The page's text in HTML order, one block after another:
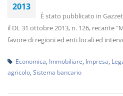
2013
È stato pubblicato in
il DL 31 ottobre 2013, n. 126, recante
favore di regioni ed enti locali ed
Economica Immobiliare Impresa
agricolo Sistema bancario